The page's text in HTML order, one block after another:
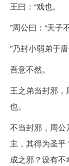
王曰：“戏也。
”周公曰：“天子
”乃封小弱弟于唐
吾意不然。
王之弟当封邪，
也。
不当封邪，周公
主，其得为圣
成之邪？设有不